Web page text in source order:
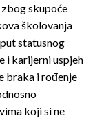
skupoće
školovanja
statusnog
i karijerni uspjeh
braka i rođenje
koji si ne